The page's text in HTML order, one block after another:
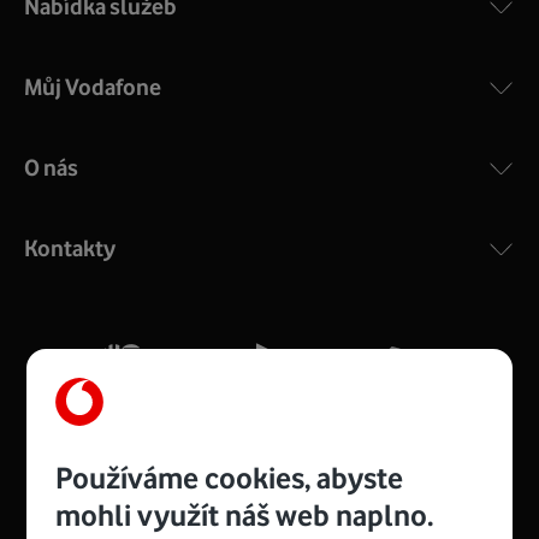
COMPAL CH7465VF
silný signál pro celou domácnost. Kompaktní rozměry 21
Více o COMPAL CH7465VF
Nabídka služeb
Můj Vodafone
O nás
Kontakty
Používáme cookies, abyste
mohli využít náš web naplno.